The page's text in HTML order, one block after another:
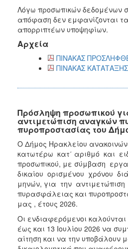
Λόγω προσωπικών δεδομένων
απόφαση δεν εμφανίζονται
απορριπτέων υποψηφίων.
Αρχεία
ΠΙΝΑΚΑΣ
ΠΙΝΑΚΑΣ ΚΑΤΑΤΑΞΗΣ
Πρόσληψη προσωπικού
αντιμετώπιση αναγκών
πυροπροστασίας του
Ο Δήμος Ηρακλείου
κατωτέρω κατ΄ αριθμό και
προσωπικού, με σύμβαση
δικαίου ορισμένου χρόνου
μηνών, για την
πυρασφάλειας και
μας , έτους 2026.
Oι ενδιαφερόμενοι καλούνται
έως και 13 Ιουλίου 2026 να
αίτηση και να την υποβάλουν